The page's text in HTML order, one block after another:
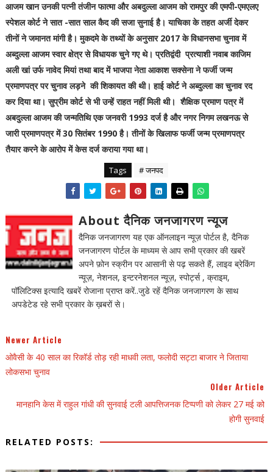
आजम खान उनकी पत्नी तंजीन फात्मा और अबदुल्ला आजम को रामपुर की एमपी-एमएलए
स्पेशल कोर्ट ने सात -सात साल कैद की सजा सुनाई है। याचिका के तहत अर्जी देकर
तीनों ने जमानत मांगी है। मुकदमे के तथ्यों के अनुसार 2017 के विधानसभा चुनाव में
अब्दुल्ला आजम स्वार क्षेत्र से विधायक चुने गए थे। प्रतिद्वंदी प्रत्याशी नवाब काजिम
अली खां उर्फ नावेद मियां तथा बाद में भाजपा नेता आकाश सक्सेना ने फर्जी जन्म
प्रमाणपत्र पर चुनाव लड़ने की शिकायत की थी। हाई कोर्ट ने अब्दुल्ला का चुनाव रद
कर दिया था। सुप्रीम कोर्ट से भी उन्हें राहत नहीं मिली थी। शैक्षिक प्रमाण पत्र में
अबदुल्ला आजम की जन्मतिथि एक जनवरी 1993 दर्ज है और नगर निगम लखनऊ से
जारी प्रमाणपत्र में 30 सितंबर 1990 है। तीनों के खिलाफ फर्जी जन्म प्रमाणपत्र
तैयार करने के आरोप में केस दर्ज कराया गया था।
Tags # जनपद
About दैनिक जनजागरण न्यूज
दैनिक जनजागरण यह एक ऑनलाइन न्यूज़ पोर्टल है, दैनिक
जनजागरण पोर्टल के माध्यम से आप सभी प्रकार की खबरें
अपने फ़ोन स्क्रीन पर आसानी से पढ़ सकते हैं, लाइव ब्रेकिंग
न्यूज़, नेशनल, इन्टरनेशनल न्यूज़, स्पोर्ट्स , क्राइम,
पॉलिटिक्स इत्यादि खबरें रोजाना प्राप्त करें..जुडे रहें दैनिक जनजागरण के साथ
अपडेटेड रहे सभी प्रकार के ख़बरों से।
Newer Article
ओवैसी के 40 साल का रिकॉर्ड तोड़ रही माधवी लता, फलोदी सट्टा बाजार ने जिताया
लोकसभा चुनाव
Older Article
मानहानि केस में राहुल गांधी की सुनवाई टली आपत्तिजनक टिप्पणी को लेकर 27 मई को
होगी सुनवाई
RELATED POSTS: